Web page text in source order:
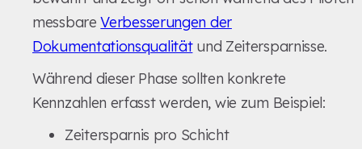
messbareVerbesserungen der
Dokumentationsqualitätund Zeitersparnisse.
Während dieser Phase sollten konkrete
Kennzahlen erfasst werden, wie zum Beispiel:
Zeitersparnis pro Schicht